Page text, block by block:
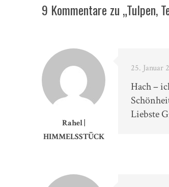
9 Kommentare zu „Tulpen,
Rahel |
HIMMELSSTÜCK
25. Januar
Hach –
Liebste